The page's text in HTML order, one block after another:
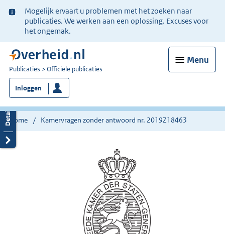
Ter
informatie:
Mogelijk ervaart u problemen met het zoeken naar
publicaties. We werken aan een oplossing. Excuses voor
het ongemak.
Menu
U
bent
nu
hier:
Publicaties Officiële publicaties
Inloggen
Home Kamervragen zonder antwoord nr. 2019Z18463